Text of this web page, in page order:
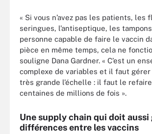
« Si vous n’avez pas les patients, les
seringues, l’antiseptique, les
personne capable de faire le vaccin
pièce en même temps, cela ne
souligne Dana Gardner. « C’est un
complexe de variables et il faut gérer
très grande l’échelle : il faut le
centaines de millions de fois ».
Une supply chain qui doit aussi
différences entre les vaccins